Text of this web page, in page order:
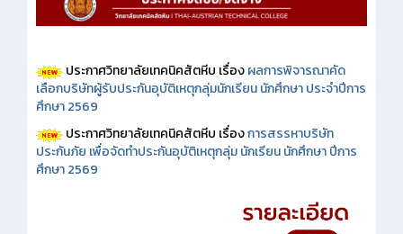
ประกาศวิทยาลัยเทคนิคสัตหีบ เรื่องผลการพิจารณาคัด
เลือกบริษัทผู้รับประกันอุบัติเหตุกลุ่มนักเรียน นักศึกษา ประจำปีการ
ศึกษา 2569
ประกาศวิทยาลัยเทคนิคสัตหีบ เรื่องการสรรหาบริษัท
ประกันภัย เพื่อจัดทำประกันอุบัติเหตุกลุ่ม นักเรียน นักศึกษา ปีการ
ศึกษา 2569